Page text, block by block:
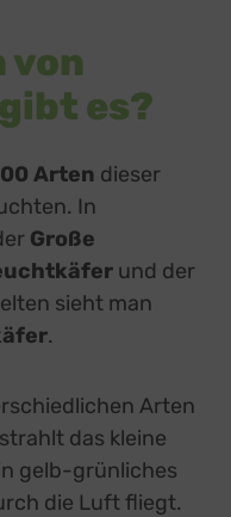
von
es?
Arten dieser
In
Große
und der
sieht man
.
Arten
das kleine
gelb-grünliches
die Luft fliegt.